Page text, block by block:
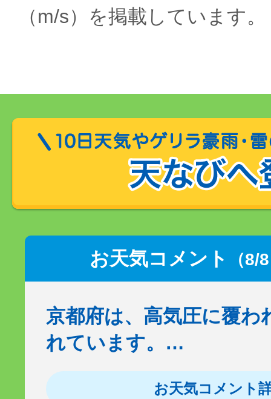
（m/s）を掲載しています。
お天気コメント （8/
京都府は、高気圧に覆わ
れています。…
お天気コメント